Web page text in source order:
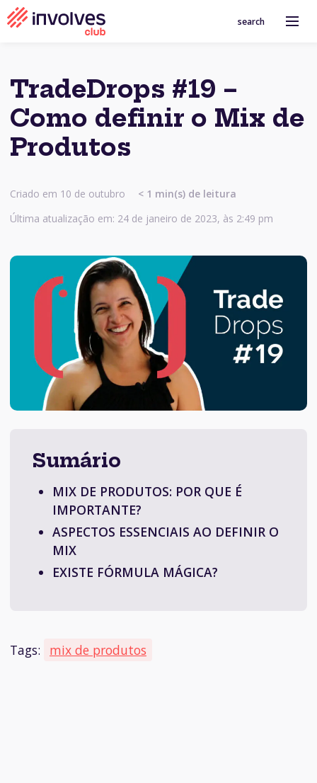
search
TradeDrops #19 –
Como definir o Mix de
Produtos
Criado em 10 de outubro < 1 min(s) de leitura
Última atualização em: 24 de janeiro de 2023, às 2:49 pm
Sumário
MIX DE PRODUTOS: POR QUE É
IMPORTANTE?
ASPECTOS ESSENCIAIS AO DEFINIR O
MIX
EXISTE FÓRMULA MÁGICA?
Tags: mix de produtos